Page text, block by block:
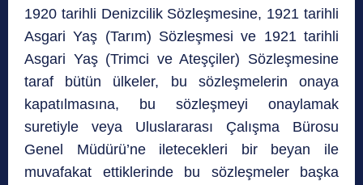
1920 tarihli Denizcilik Sözleşmesine, 1921 tarihli
Asgari Yaş (Tarım) Sözleşmesi ve 1921 tarihli
Asgari Yaş (Trimci ve Ateşçiler) Sözleşmesine
taraf bütün ülkeler, bu sözleşmelerin onaya
kapatılmasına, bu sözleşmeyi onaylamak
suretiyle veya Uluslararası Çalışma Bürosu
Genel Müdürü’ne iletecekleri bir beyan ile
muvafakat ettiklerinde bu sözleşmeler başka